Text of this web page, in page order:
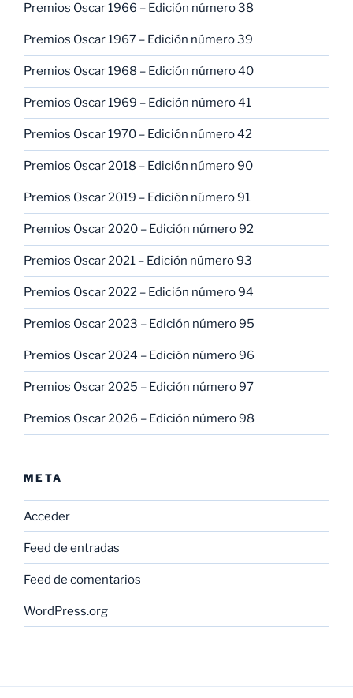
Premios Oscar 1966 – Edición número 38
Premios Oscar 1967 – Edición número 39
Premios Oscar 1968 – Edición número 40
Premios Oscar 1969 – Edición número 41
Premios Oscar 1970 – Edición número 42
Premios Oscar 2018 – Edición número 90
Premios Oscar 2019 – Edición número 91
Premios Oscar 2020 – Edición número 92
Premios Oscar 2021 – Edición número 93
Premios Oscar 2022 – Edición número 94
Premios Oscar 2023 – Edición número 95
Premios Oscar 2024 – Edición número 96
Premios Oscar 2025 – Edición número 97
Premios Oscar 2026 – Edición número 98
META
Acceder
Feed de entradas
Feed de comentarios
WordPress.org